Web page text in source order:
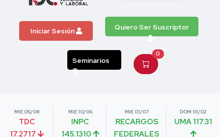
Iniciar Sesión Quiero Ser Suscriptor
Seminarios
0
MIE 05/08
TDC
17.2717
MIE 10/06
INPC
145.1310
MIE 01/07
RECARGOS
FEDERALES
DOM 01/02
UMA 117.31